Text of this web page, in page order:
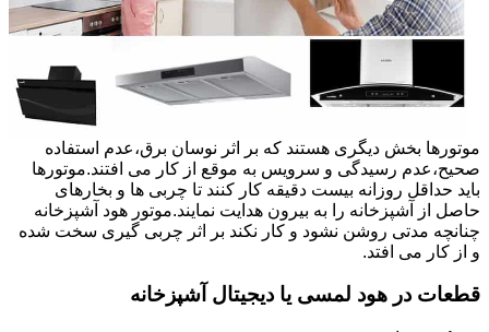
موتورها بخش دیگری هستند که بر اثر نوسان برق،عدم استفاده
صحیح،عدم رسیدگی و سرویس به موقع از کار می افتند.موتورها
باید حداقل روزانه بیست دقیقه کار کنند تا چربی ها و بخارهای
حاصل از آشپزخانه را به بیرون هدایت نمایند.موتور هود آشپزخانه
چنانچه مدتی روشن نشود و کار نکند بر اثر چربی گیری سخت شده
و از کار می افتد.
قطعات در هود لمسی یا دیجیتال آشپزخانه